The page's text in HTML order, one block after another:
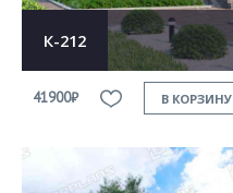
К-212
41900₽ В КОРЗИНУ